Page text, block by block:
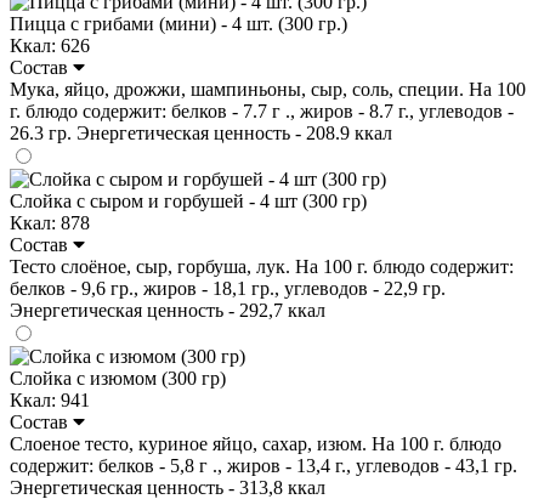
Пицца с грибами (мини) - 4 шт. (300 гр.)
Ккал: 626
Состав
Мука, яйцо, дрожжи, шампиньоны, сыр, соль, специи. На 100
г. блюдо содержит: белков - 7.7 г ., жиров - 8.7 г., углеводов -
26.3 гр. Энергетическая ценность - 208.9 ккал
Слойка с сыром и горбушей - 4 шт (300 гр)
Ккал: 878
Состав
Тесто слоёное, сыр, горбуша, лук. На 100 г. блюдо содержит:
белков - 9,6 гр., жиров - 18,1 гр., углеводов - 22,9 гр.
Энергетическая ценность - 292,7 ккал
Слойка с изюмом (300 гр)
Ккал: 941
Состав
Слоеное тесто, куриное яйцо, сахар, изюм. На 100 г. блюдо
содержит: белков - 5,8 г ., жиров - 13,4 г., углеводов - 43,1 гр.
Энергетическая ценность - 313,8 ккал